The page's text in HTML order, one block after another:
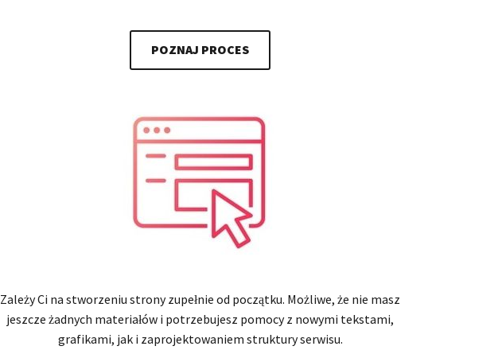
POZNAJ PROCES
Zależy Ci na stworzeniu strony zupełnie od początku. Możliwe, że nie masz
jeszcze żadnych materiałów i potrzebujesz pomocy z nowymi tekstami,
grafikami, jak i zaprojektowaniem struktury serwisu.